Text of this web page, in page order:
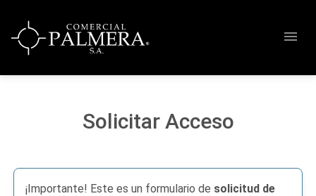
menu
Solicitar Acceso
¡Importante! Este es un formulario de solicitud de